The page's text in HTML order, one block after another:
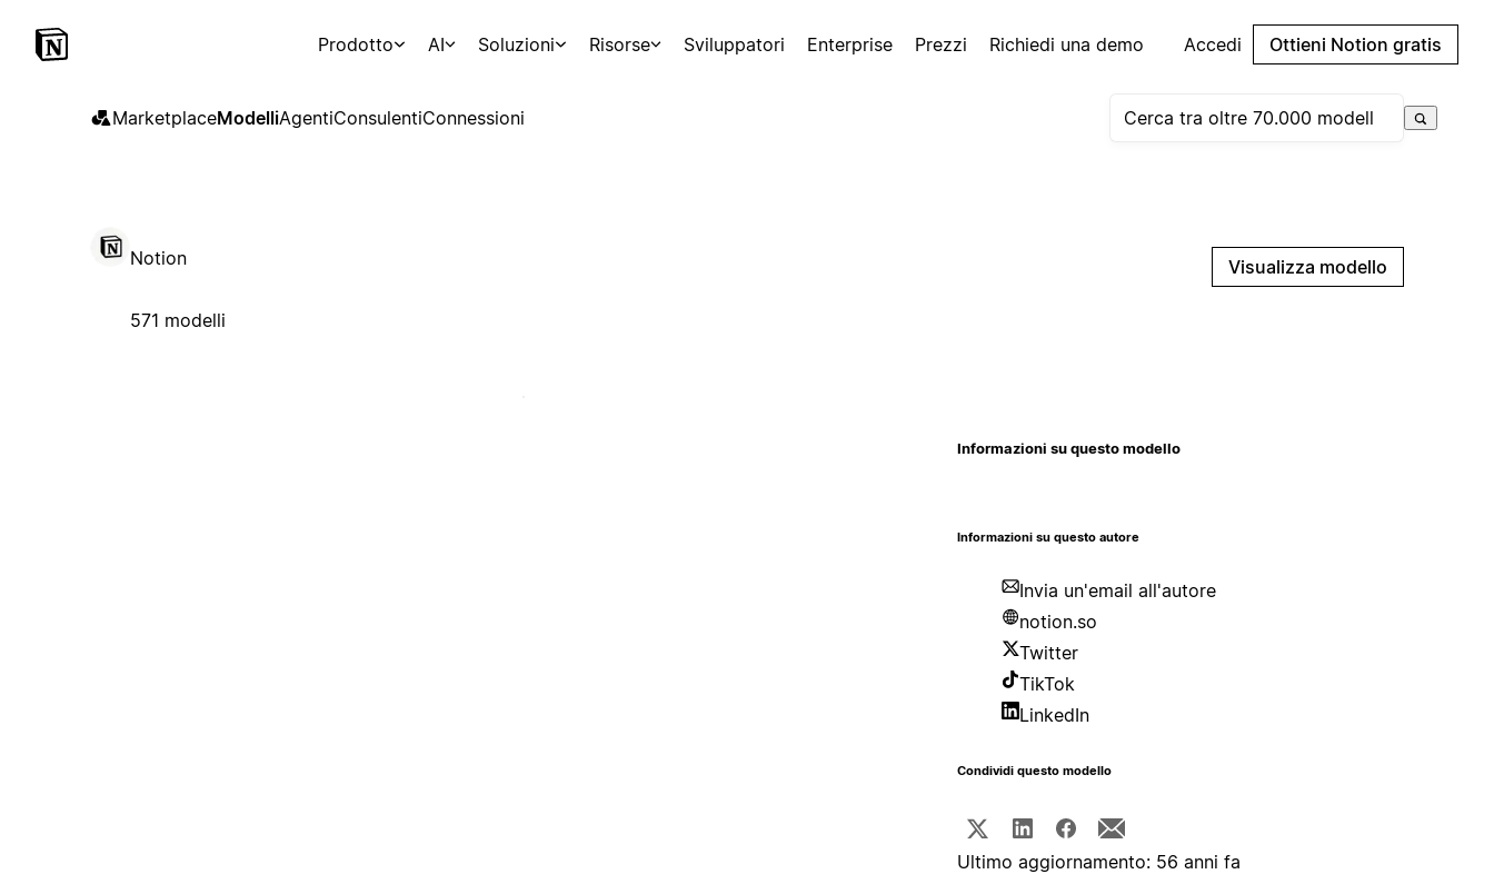
Prodotto AI Soluzioni Risorse Sviluppatori Enterprise Prezzi Richiedi una demo Accedi Ottieni Notion gratis
MarketplaceModelliAgentiConsulentiConnessioni
Notion
571 modelli
Visualizza modello
Informazioni su questo modello
Informazioni su questo autore
Invia un'email all'autore
notion.so
Twitter
TikTok
LinkedIn
Condividi questo modello
Ultimo aggiornamento: 56 anni fa